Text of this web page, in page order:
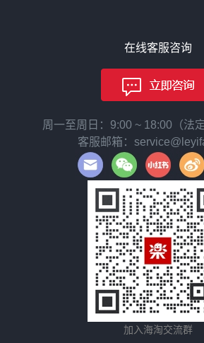
在线客服咨询
周一至周日：9:00 ~ 18:00（法
客服邮箱：
加入海淘交流群